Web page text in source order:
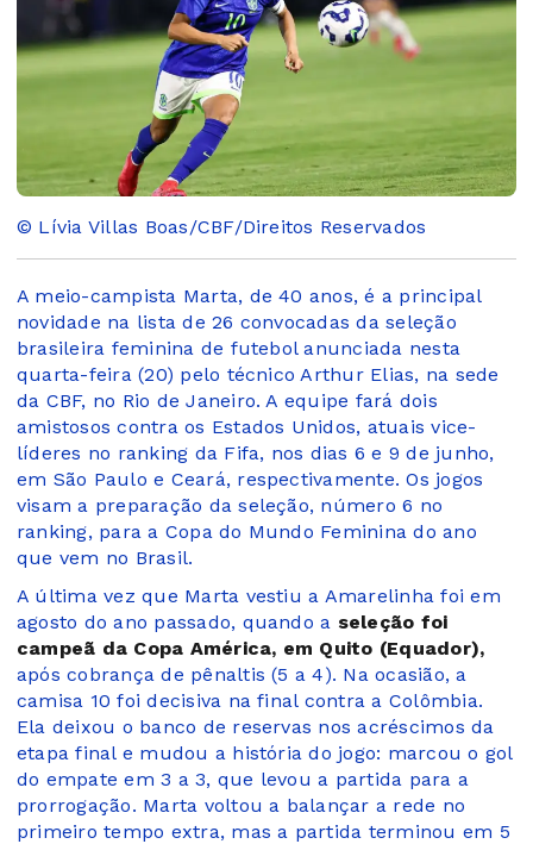
© Lívia Villas Boas/CBF/Direitos Reservados
A meio-campista Marta, de 40 anos, é a principal
novidade na lista de 26 convocadas da seleção
brasileira feminina de futebol anunciada nesta
quarta-feira (20) pelo técnico Arthur Elias, na sede
da CBF, no Rio de Janeiro. A equipe fará dois
amistosos contra os Estados Unidos, atuais vice-
líderes no ranking da Fifa, nos dias 6 e 9 de junho,
em São Paulo e Ceará, respectivamente. Os jogos
visam a preparação da seleção, número 6 no
ranking, para a Copa do Mundo Feminina do ano
que vem no Brasil.
A última vez que Marta vestiu a Amarelinha foi em
agosto do ano passado, quando a seleção foi
campeã da Copa América, em Quito (Equador),
após cobrança de pênaltis (5 a 4). Na ocasião, a
camisa 10 foi decisiva na final contra a Colômbia.
Ela deixou o banco de reservas nos acréscimos da
etapa final e mudou a história do jogo: marcou o gol
do empate em 3 a 3, que levou a partida para a
prorrogação. Marta voltou a balançar a rede no
primeiro tempo extra, mas a partida terminou em 5